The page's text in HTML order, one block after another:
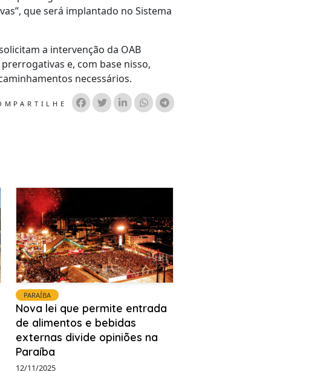
que será implantado no Sistema
a intervenção da OAB
e, com base nisso,
necessários.
PARAÍBA
Nova lei que permite entrada
de alimentos e bebidas
externas divide opiniões na
Paraíba
12/11/2025